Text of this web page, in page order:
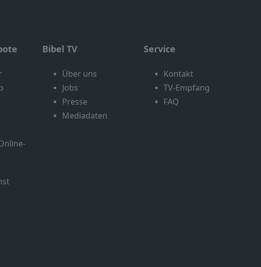
Bibel TV
Über uns
Jobs
Presse
Mediadaten
Service
Kontakt
TV-Empfang
FAQ